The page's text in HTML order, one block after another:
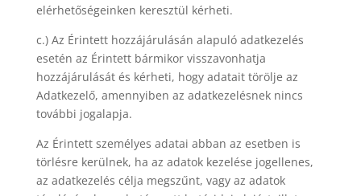
elérhetőségeinken keresztül kérheti.
c.) Az Érintett hozzájárulásán alapuló adatkezelés
esetén az Érintett bármikor visszavonhatja
hozzájárulását és kérheti, hogy adatait törölje az
Adatkezelő, amennyiben az adatkezelésnek nincs
további jogalapja.
Az Érintett személyes adatai abban az esetben is
törlésre kerülnek, ha az adatok kezelése jogellenes,
az adatkezelés célja megszűnt, vagy az adatok